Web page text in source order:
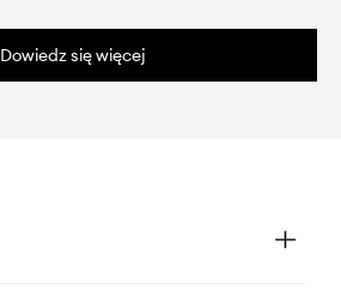
Dowiedz się więcej